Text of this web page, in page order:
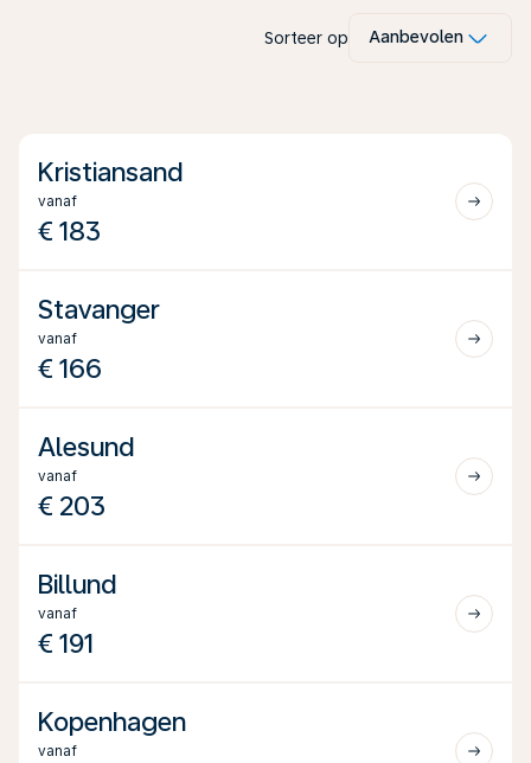
Sorteer op Aanbevolen
Kristiansand
vanaf
€ 183
Stavanger
vanaf
€ 166
Alesund
vanaf
€ 203
Billund
vanaf
€ 191
Kopenhagen
vanaf